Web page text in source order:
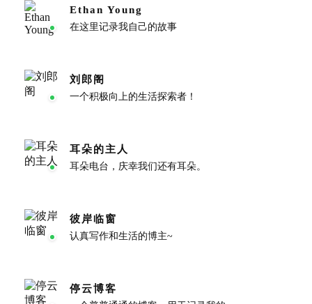
Ethan Young
在这里记录我自己的故事
刘郎阁
一个积极向上的生活探索者！
耳朵的主人
耳朵电台，庆幸我们还有耳朵。
彼岸临窗
认真写作和生活的博主~
停云博客